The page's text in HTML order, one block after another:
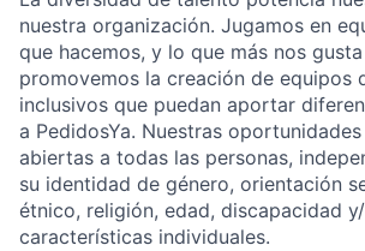
nuestra organización. Jugamos en
que hacemos, y lo que más nos
promovemos la creación de equipos
inclusivos que puedan aportar
a PedidosYa. Nuestras
abiertas a todas las personas,
su identidad de género, orientación
étnico, religión, edad, discapacidad
características individuales.